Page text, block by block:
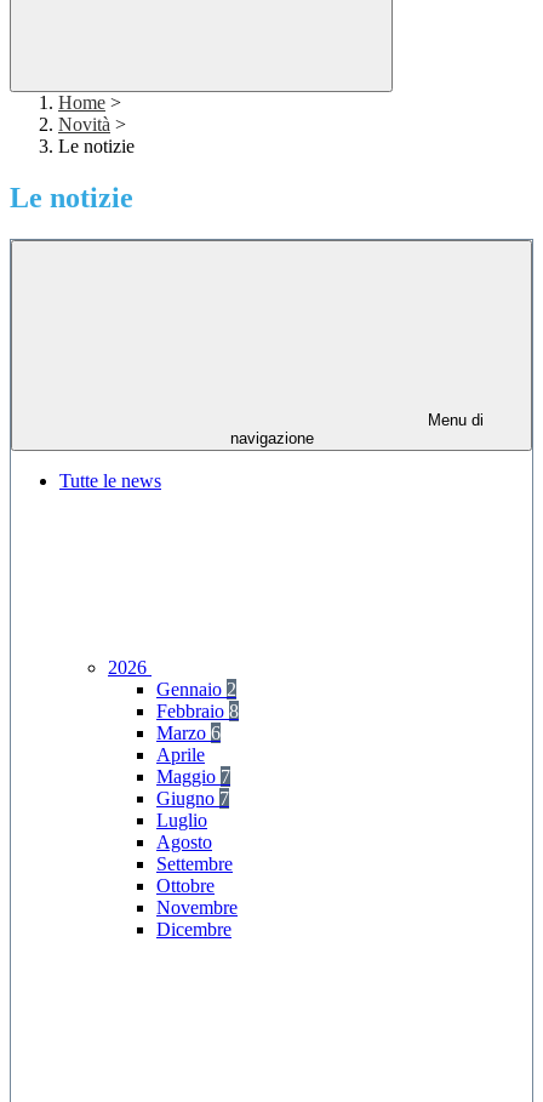
Home >
Novità >
Le notizie
Le notizie
Menu di
navigazione
Tutte le news
2026
Gennaio 2
Febbraio 8
Marzo 6
Aprile
Maggio 7
Giugno 7
Luglio
Agosto
Settembre
Ottobre
Novembre
Dicembre